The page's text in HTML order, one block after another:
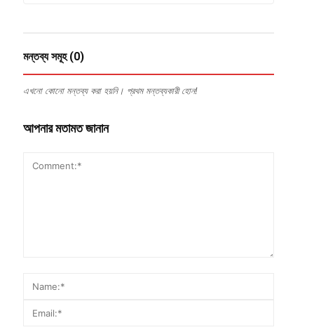
মন্তব্য সমূহ (0)
এখনো কোনো মন্তব্য করা হয়নি। প্রথম মন্তব্যকারী হোন!
আপনার মতামত জানান